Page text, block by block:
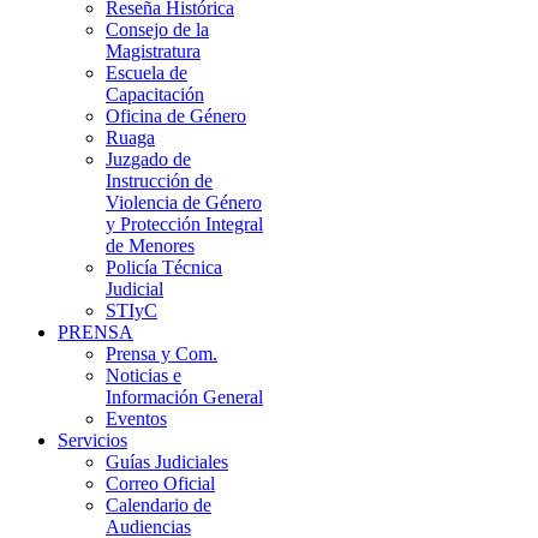
Reseña Histórica
Consejo de la
Magistratura
Escuela de
Capacitación
Oficina de Género
Ruaga
Juzgado de
Instrucción de
Violencia de Género
y Protección Integral
de Menores
Policía Técnica
Judicial
STIyC
PRENSA
Prensa y Com.
Noticias e
Información General
Eventos
Servicios
Guías Judiciales
Correo Oficial
Calendario de
Audiencias